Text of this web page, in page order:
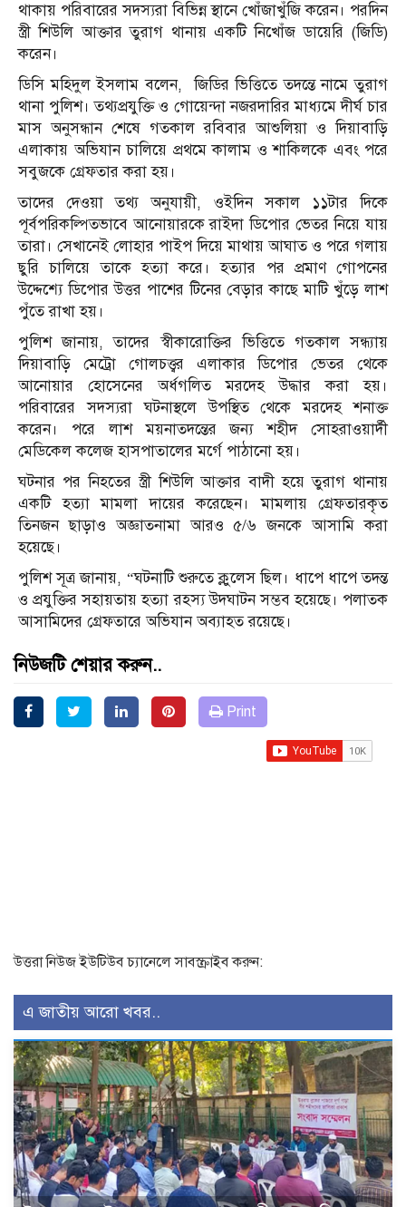
থাকায় পরিবারের সদস্যরা বিভিন্ন স্থানে খোঁজাখুঁজি করেন। পরদিন
স্ত্রী শিউলি আক্তার তুরাগ থানায় একটি নিখোঁজ ডায়েরি (জিডি)
করেন।
ডিসি মহিদুল ইসলাম বলেন, জিডির ভিত্তিতে তদন্তে নামে তুরাগ
থানা পুলিশ। তথ্যপ্রযুক্তি ও গোয়েন্দা নজরদারির মাধ্যমে দীর্ঘ চার
মাস অনুসন্ধান শেষে গতকাল রবিবার আশুলিয়া ও দিয়াবাড়ি
এলাকায় অভিযান চালিয়ে প্রথমে কালাম ও শাকিলকে এবং পরে
সবুজকে গ্রেফতার করা হয়।
তাদের দেওয়া তথ্য অনুযায়ী, ওইদিন সকাল ১১টার দিকে
পূর্বপরিকল্পিতভাবে আনোয়ারকে রাইদা ডিপোর ভেতর নিয়ে যায়
তারা। সেখানেই লোহার পাইপ দিয়ে মাথায় আঘাত ও পরে গলায়
ছুরি চালিয়ে তাকে হত্যা করে। হত্যার পর প্রমাণ গোপনের
উদ্দেশ্যে ডিপোর উত্তর পাশের টিনের বেড়ার কাছে মাটি খুঁড়ে লাশ
পুঁতে রাখা হয়।
পুলিশ জানায়, তাদের স্বীকারোক্তির ভিত্তিতে গতকাল সন্ধ্যায়
দিয়াবাড়ি মেট্রো গোলচত্ত্বর এলাকার ডিপোর ভেতর থেকে
আনোয়ার হোসেনের অর্ধগলিত মরদেহ উদ্ধার করা হয়।
পরিবারের সদস্যরা ঘটনাস্থলে উপস্থিত থেকে মরদেহ শনাক্ত
করেন। পরে লাশ ময়নাতদন্তের জন্য শহীদ সোহরাওয়ার্দী
মেডিকেল কলেজ হাসপাতালের মর্গে পাঠানো হয়।
ঘটনার পর নিহতের স্ত্রী শিউলি আক্তার বাদী হয়ে তুরাগ থানায়
একটি হত্যা মামলা দায়ের করেছেন। মামলায় গ্রেফতারকৃত
তিনজন ছাড়াও অজ্ঞাতনামা আরও ৫/৬ জনকে আসামি করা
হয়েছে।
পুলিশ সূত্র জানায়, “ঘটনাটি শুরুতে ক্লুলেস ছিল। ধাপে ধাপে তদন্ত
ও প্রযুক্তির সহায়তায় হত্যা রহস্য উদঘাটন সম্ভব হয়েছে। পলাতক
আসামিদের গ্রেফতারে অভিযান অব্যাহত রয়েছে।
নিউজটি শেয়ার করুন..
Print
উত্তরা নিউজ ইউটিউব চ্যানেলে সাবস্ক্রাইব করুন:
এ জাতীয় আরো খবর..